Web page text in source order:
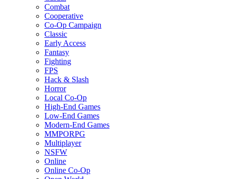
Combat
Cooperative
Co-Op Campaign
Classic
Early Access
Fantasy
Fighting
FPS
Hack & Slash
Horror
Local Co-Op
High-End Games
Low-End Games
Modern-End Games
MMPORPG
Multiplayer
NSFW
Online
Online Co-Op